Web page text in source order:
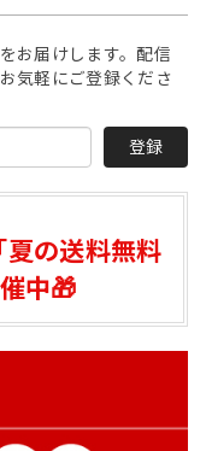
お届けします。配信
気軽にご登録くださ
登録
夏の送料無料
中🎁